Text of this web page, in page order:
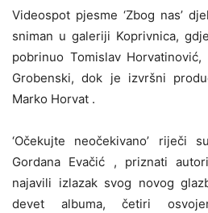
Videospot pjesme ‘Zbog nas’
sniman u galeriji Koprivnica,
pobrinuo Tomislav
Grobenski, dok je izvršni
Marko Horvat .
‘Očekujte neočekivano’ riječi
Gordana Evačić , priznati
najavili izlazak svog novog
devet albuma, četiri